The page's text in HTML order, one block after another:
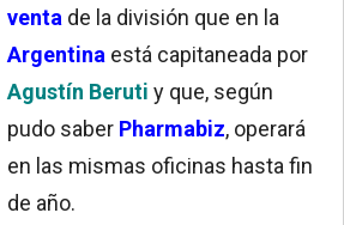
venta de la división que en la
Argentina está capitaneada por
Agustín Beruti y que, según
pudo saber Pharmabiz, operará
en las mismas oficinas hasta fin
de año.